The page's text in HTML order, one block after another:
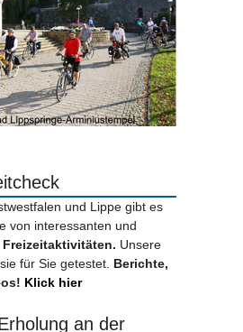
und Lippe gibt es
von interessanten und
Freizeitaktivitäten. Unsere
für Sie getestet. Berichte,
Klick hier
an der